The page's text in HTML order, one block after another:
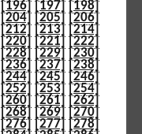
[196] [197] [198]
[204] [205] [206]
[212] [213] [214]
[220] [221] [222]
[228] [229] [230]
[236] [237] [238]
[244] [245] [246]
[252] [253] [254]
[260] [261] [262]
[268] [269] [270]
[276] [277] [278]